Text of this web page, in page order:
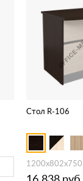
Стол R-106
1200х802х750